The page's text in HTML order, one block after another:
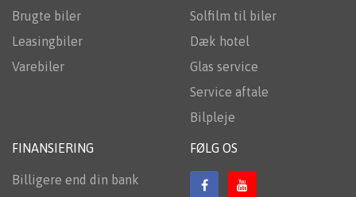
Brugte biler
Leasingbiler
Varebiler
Solfilm til biler
Dæk hotel
Glas service
Service aftale
Bilpleje
FINANSIERING
Billigere end din bank
FØLG OS